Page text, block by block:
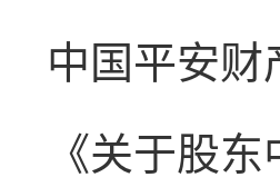
中国平安
《关于股